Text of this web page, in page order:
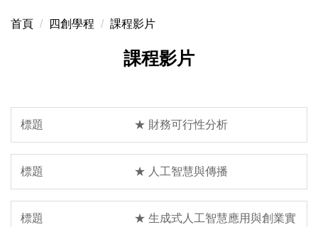
首頁 四創學程 課程影片
課程影片
★ 財務可行性分析
★ 人工智慧與傳播
★ 生成式人工智慧應用與創業實